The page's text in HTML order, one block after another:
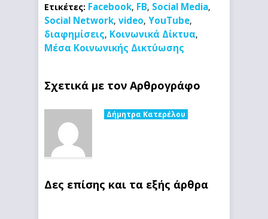
Ετικέτες: Facebook, FB, Social Media,
Social Network, video, YouTube,
διαφημίσεις, Κοινωνικά Δίκτυα,
Μέσα Κοινωνικής Δικτύωσης
Σχετικά με τον Αρθρογράφο
Δήμητρα Κατερέλου
Δες επίσης και τα εξής άρθρα